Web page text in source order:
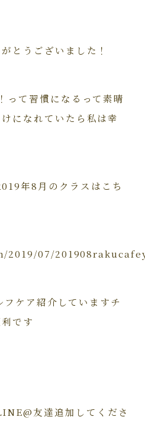
とうございました！
って習慣になるって素晴
になれていたら私は幸
年8月のクラスはこち
07/
ケア紹介していますチ
です
友達追加してくださ